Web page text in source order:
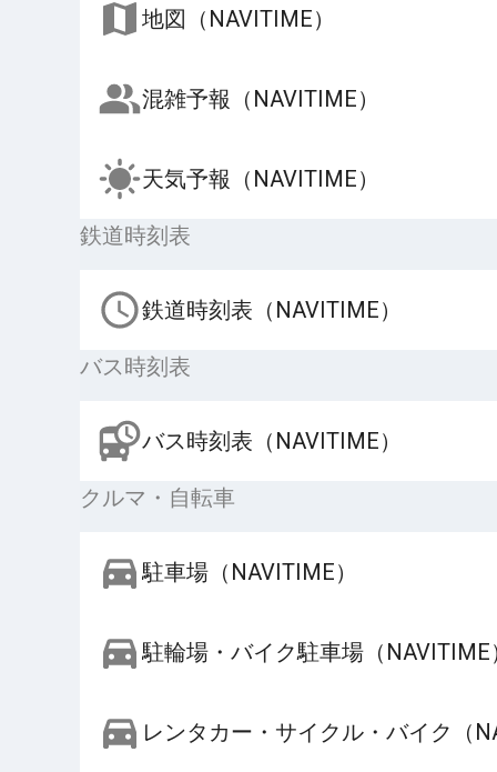
地図（NAVITIME）
混雑予報（NAVITIME）
天気予報（NAVITIME）
鉄道時刻表
鉄道時刻表（NAVITIME）
バス時刻表
バス時刻表（NAVITIME）
クルマ・自転車
駐車場（NAVITIME）
駐輪場・バイク駐車場（NAVITIME
レンタカー・サイクル・バイク（